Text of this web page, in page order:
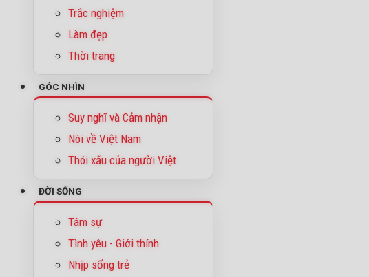
Trắc nghiệm
Làm đẹp
Thời trang
GÓC NHÌN
Suy nghĩ và Cảm nhận
Nói về Việt Nam
Thói xấu của người Việt
ĐỜI SỐNG
Tâm sự
Tình yêu - Giới thính
Nhịp sống trẻ